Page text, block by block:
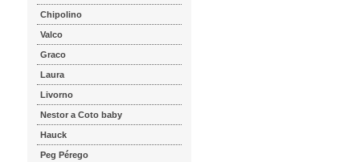
Chipolino
Valco
Graco
Laura
Livorno
Nestor a Coto baby
Hauck
Peg Pérego